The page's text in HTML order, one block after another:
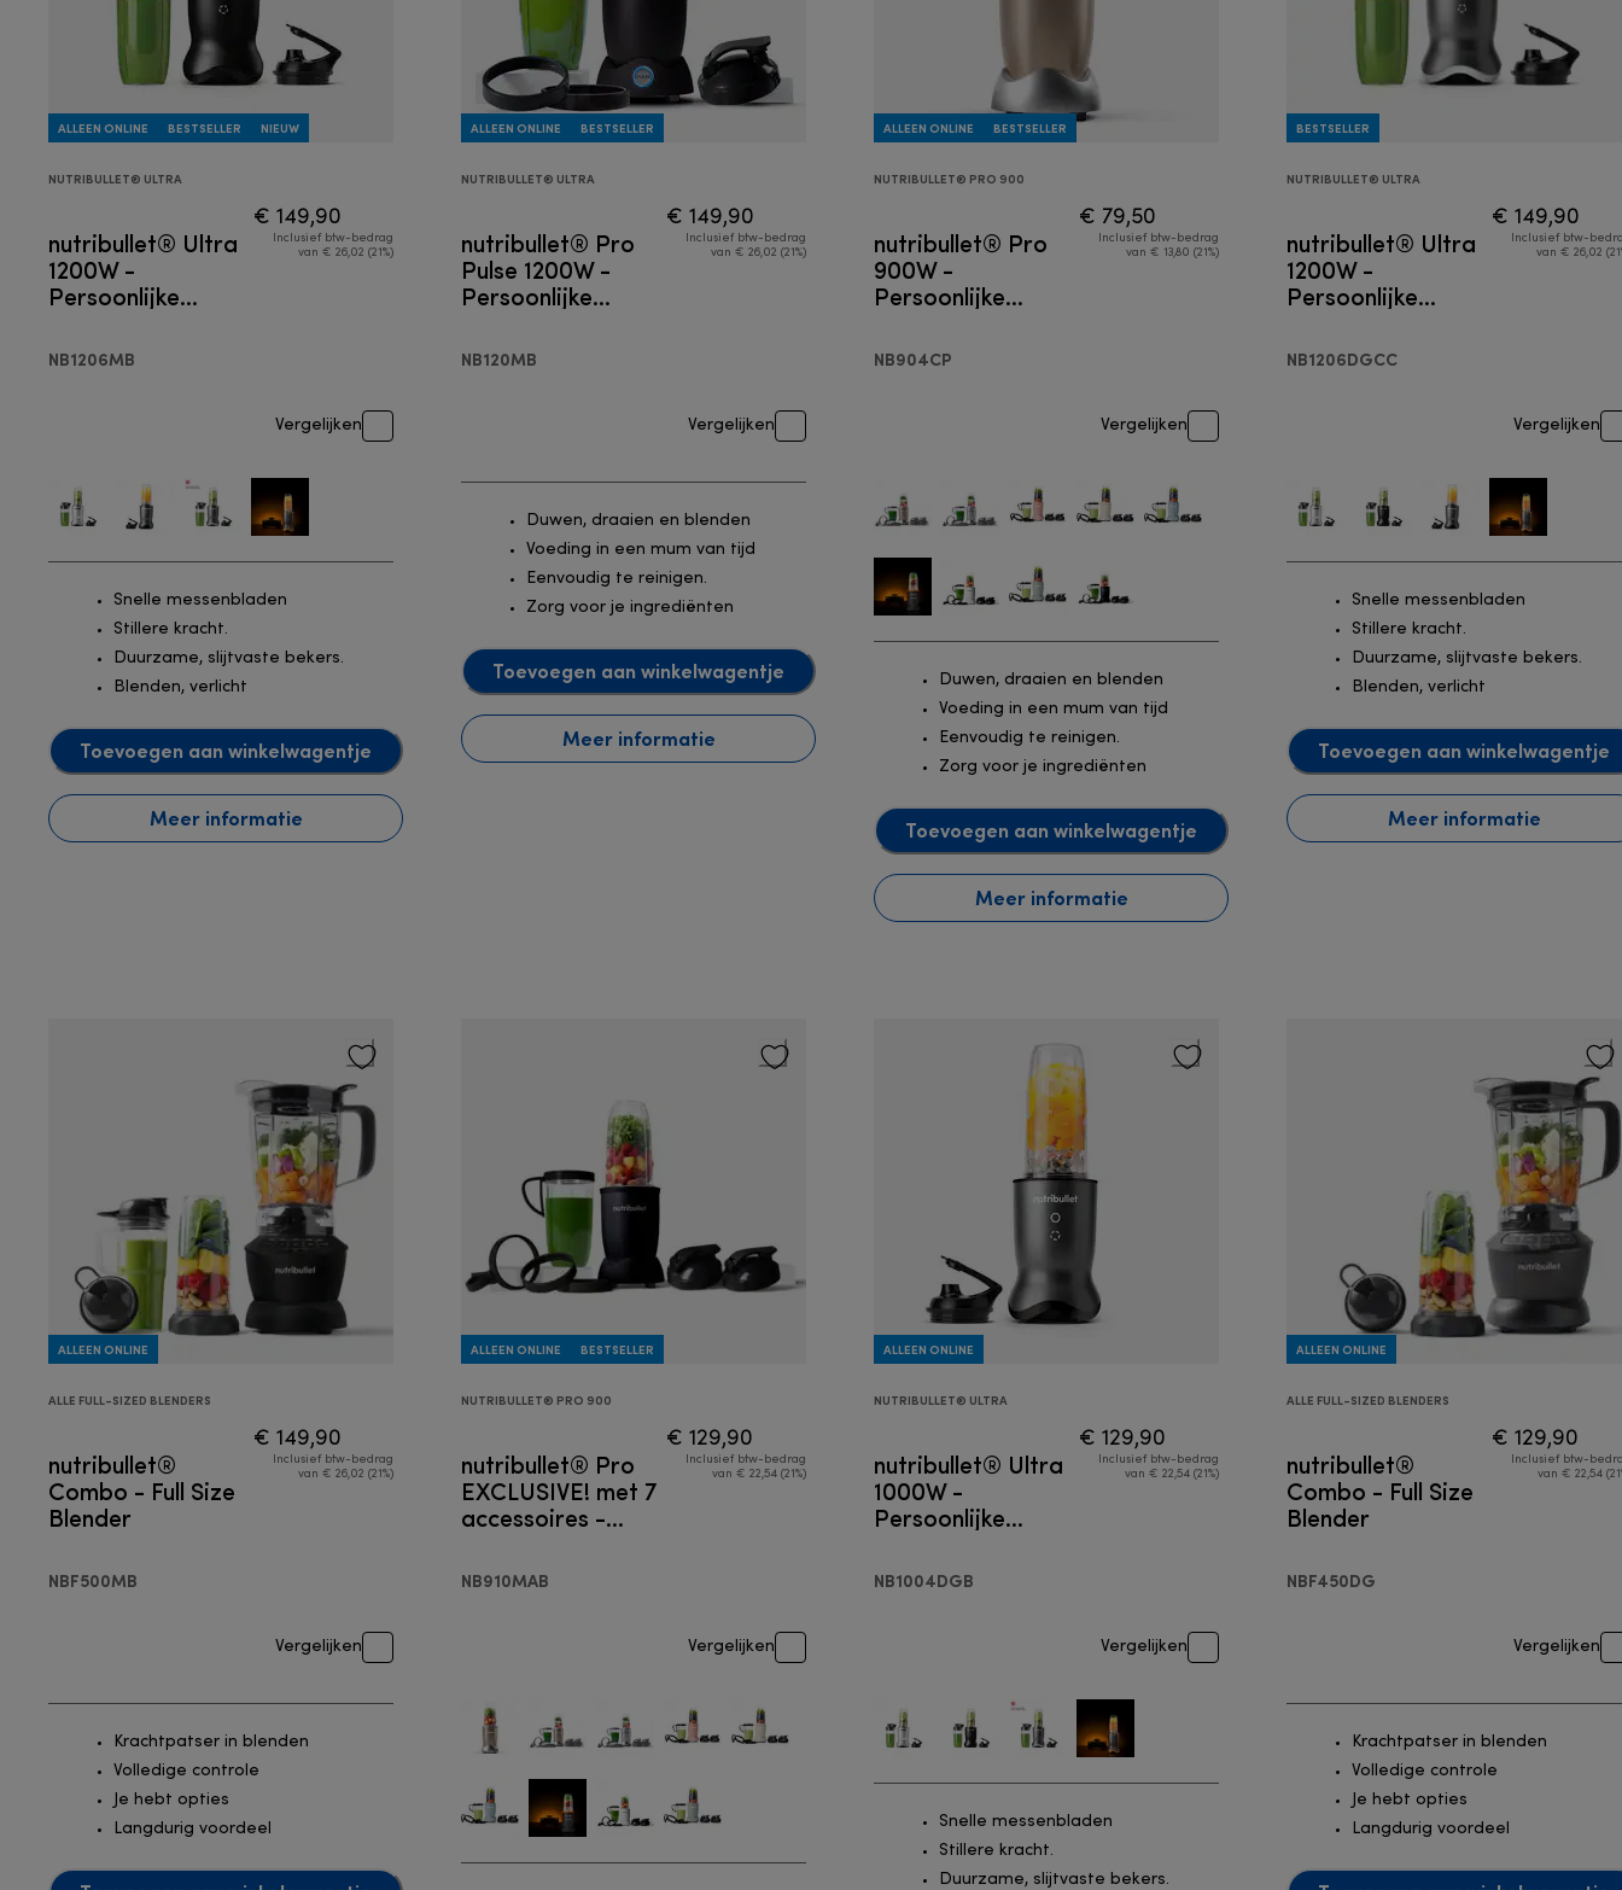
ALLEEN ONLINE BESTSELLER NIEUW
NUTRIBULLET® ULTRA
nutribullet® Ultra
1200W -
Persoonlijke
NB1206MB
€ 149,90
Inclusief btw-bedrag
van € 26,02 (21%)
Vergelijken
Snelle messenbladen
Stillere kracht.
Duurzame, slijtvaste bekers.
Blenden, verlicht
Toevoegen aan winkelwagentje
Meer informatie
ALLEEN ONLINE BESTSELLER
NUTRIBULLET® ULTRA
nutribullet® Pro
Pulse 1200W -
Persoonlijke
NB120MB
€ 149,90
Inclusief btw-bedrag
van € 26,02 (21%)
Vergelijken
Duwen, draaien en blenden
Voeding in een mum van tijd
Eenvoudig te reinigen.
Zorg voor je ingrediënten
Toevoegen aan winkelwagentje
Meer informatie
ALLEEN ONLINE BESTSELLER
NUTRIBULLET® PRO 900
nutribullet® Pro
900W -
Persoonlijke
NB904CP
€ 79,50
Inclusief btw-bedrag
van € 13,80 (21%)
Vergelijken
Duwen, draaien en blenden
Voeding in een mum van tijd
Eenvoudig te reinigen.
Zorg voor je ingrediënten
Toevoegen aan winkelwagentje
Meer informatie
BESTSELLER
NUTRIBULLET® ULTRA
nutribullet® Ultra
1200W -
Persoonlijke
NB1206DGCC
€ 149,90
Inclusief btw-
van € 26,02
Vergelijken
Snelle messenbladen
Stillere kracht.
Duurzame, slijtvaste bekers.
Blenden, verlicht
Toevoegen aan winkelwagentje
Meer informatie
ALLEEN ONLINE
ALLE FULL-SIZED BLENDERS
nutribullet®
Combo - Full Size
Blender
NBF500MB
€ 149,90
Inclusief btw-bedrag
van € 26,02 (21%)
Vergelijken
Krachtpatser in blenden
Volledige controle
Je hebt opties
Langdurig voordeel
ALLEEN ONLINE BESTSELLER
NUTRIBULLET® PRO 900
nutribullet® Pro
EXCLUSIVE! met 7
accessoires -
blender
NB910MAB
€ 129,90
Inclusief btw-bedrag
van € 22,54 (21%)
Vergelijken
ALLEEN ONLINE
NUTRIBULLET® ULTRA
nutribullet® Ultra
1000W -
Persoonlijke
NB1004DGB
€ 129,90
Inclusief btw-bedrag
van € 22,54 (21%)
Vergelijken
Snelle messenbladen
Stillere kracht.
Duurzame, slijtvaste bekers.
ALLEEN ONLINE
ALLE FULL-SIZED BLENDERS
nutribullet®
Combo - Full Size
Blender
NBF450DG
€ 129,90
Inclusief btw-
van € 22,54
Vergelijken
Krachtpatser in blenden
Volledige controle
Je hebt opties
Langdurig voordeel